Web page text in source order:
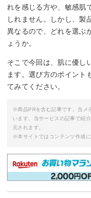
れを感じる方や、敏感肌
しれません。しかし、製
異なるので、どれを選ぶ
ょうか。
そこで今回は、肌に優し
ます。選び方のポイント
てみてください。
※商品PRを含む記事です。当メ
います。当サービスの記事で紹
元されます。
※本サイトではコンテンツ作成